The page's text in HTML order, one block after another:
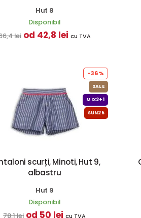
Hut 8
Disponibil
lei od 42,8 lei cu TVA
-36%
SALE
MIX2+1
SUN25
scurți, Minoti, Hut 9,
albastru
Hut 9
Disponibil
78,1 lei od 50 lei cu TVA